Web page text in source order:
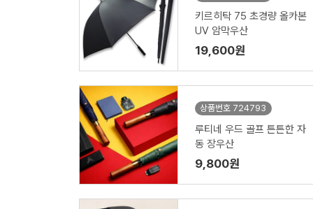
키르히탁 75 초경량 올카본
UV 암막우산
19,600원
상품번호 724793
루티네 우드 골프 튼튼한 자
동 장우산
9,800원